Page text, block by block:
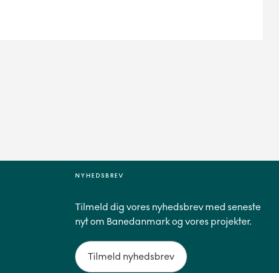
NYHEDSBREV
Tilmeld dig vores nyhedsbrev med seneste
nyt om Banedanmark og vores projekter.
Tilmeld nyhedsbrev